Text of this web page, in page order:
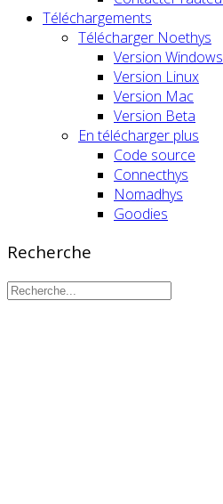
Téléchargements
Télécharger Noethys
Version Windows
Version Linux
Version Mac
Version Beta
En télécharger plus
Code source
Connecthys
Nomadhys
Goodies
Recherche